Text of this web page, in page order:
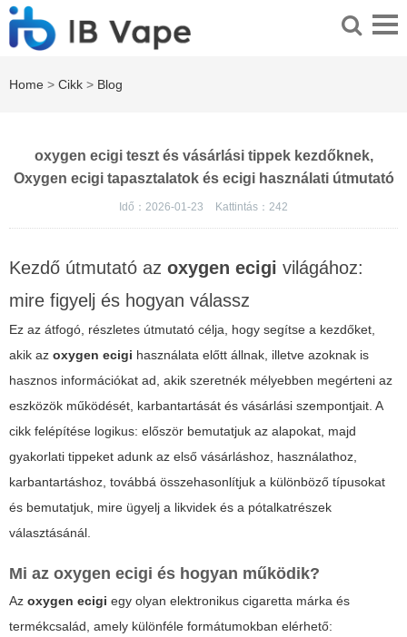
Home > Cikk > Blog
oxygen ecigi teszt és vásárlási tippek kezdőknek,
Oxygen ecigi tapasztalatok és ecigi használati útmutató
Idő：2026-01-23 Kattintás： 242
Kezdő útmutató az oxygen ecigi világához:
mire figyelj és hogyan válassz
Ez az átfogó, részletes útmutató célja, hogy segítse a kezdőket,
akik az oxygen ecigi használata előtt állnak, illetve azoknak is
hasznos információkat ad, akik szeretnék mélyebben megérteni az
eszközök működését, karbantartását és vásárlási szempontjait. A
cikk felépítése logikus: először bemutatjuk az alapokat, majd
gyakorlati tippeket adunk az első vásárláshoz, használathoz,
karbantartáshoz, továbbá összehasonlítjuk a különböző típusokat
és bemutatjuk, mire ügyelj a likvidek és a pótalkatrészek
választásánál.
Mi az oxygen ecigi és hogyan működik?
Az oxygen ecigi egy olyan elektronikus cigaretta márka és
termékcsalád, amely különféle formátumokban elérhető: